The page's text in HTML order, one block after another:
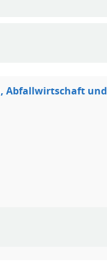
Abfallwirtschaft und